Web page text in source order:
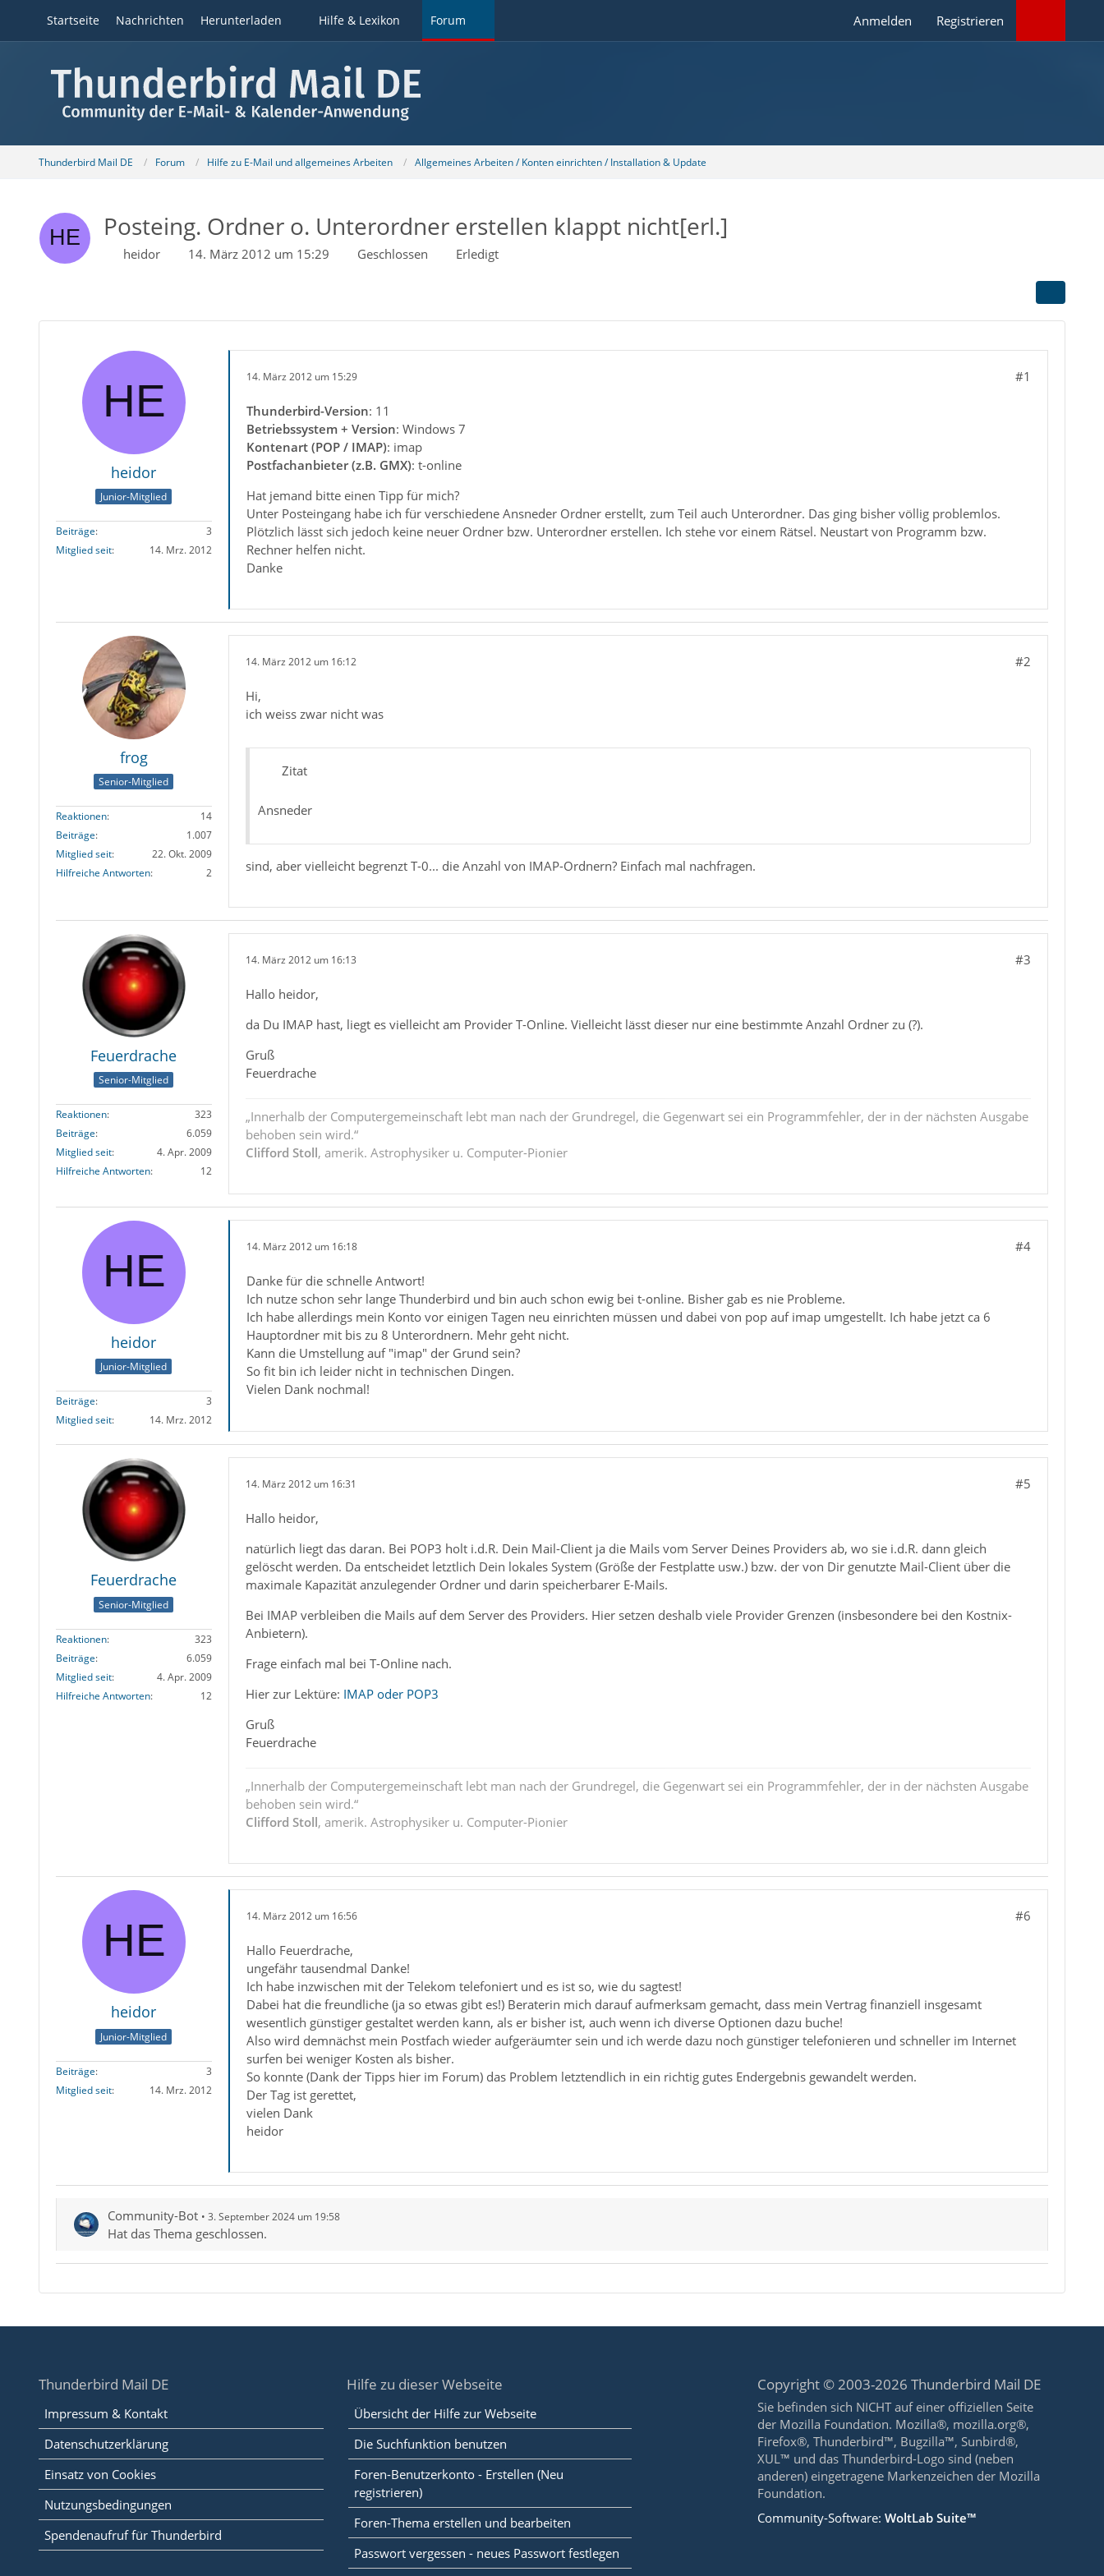
Startseite Nachrichten Herunterladen Hilfe & Lexikon Forum Anmelden Registrieren
Thunderbird Mail DE Forum Hilfe zu E-Mail und allgemeines Arbeiten Allgemeines Arbeiten / Konten einrichten / Installation & Update
Posteing. Ordner o. Unterordner erstellen klappt nicht[erl.]
heidor 14. März 2012 um 15:29 Geschlossen Erledigt
heidor
Junior-Mitglied
Beiträge
3
Mitglied seit
14. Mrz. 2012
14. März 2012 um 15:29 #1
Thunderbird-Version: 11
Betriebssystem + Version: Windows 7
Kontenart (POP / IMAP): imap
Postfachanbieter (z.B. GMX): t-online
Hat jemand bitte einen Tipp für mich?
Unter Posteingang habe ich für verschiedene Ansneder Ordner erstellt, zum Teil auch Unterordner. Das ging bisher völlig problemlos.
Plötzlich lässt sich jedoch keine neuer Ordner bzw. Unterordner erstellen. Ich stehe vor einem Rätsel. Neustart von Programm bzw.
Rechner helfen nicht.
Danke
frog
Senior-Mitglied
Reaktionen
14
Beiträge
1.007
Mitglied seit
22. Okt. 2009
Hilfreiche Antworten
2
14. März 2012 um 16:12 #2
Hi,
ich weiss zwar nicht was
Zitat
Ansneder
sind, aber vielleicht begrenzt T-0... die Anzahl von IMAP-Ordnern? Einfach mal nachfragen.
Feuerdrache
Senior-Mitglied
Reaktionen
323
Beiträge
6.059
Mitglied seit
4. Apr. 2009
Hilfreiche Antworten
12
14. März 2012 um 16:13 #3
Hallo heidor,
da Du IMAP hast, liegt es vielleicht am Provider T-Online. Vielleicht lässt dieser nur eine bestimmte Anzahl Ordner zu (?).
Gruß
Feuerdrache
„Innerhalb der Computergemeinschaft lebt man nach der Grundregel, die Gegenwart sei ein Programmfehler, der in der nächsten Ausgabe
behoben sein wird.“
Clifford Stoll, amerik. Astrophysiker u. Computer-Pionier
heidor
Junior-Mitglied
Beiträge
3
Mitglied seit
14. Mrz. 2012
14. März 2012 um 16:18 #4
Danke für die schnelle Antwort!
Ich nutze schon sehr lange Thunderbird und bin auch schon ewig bei t-online. Bisher gab es nie Probleme.
Ich habe allerdings mein Konto vor einigen Tagen neu einrichten müssen und dabei von pop auf imap umgestellt. Ich habe jetzt ca 6
Hauptordner mit bis zu 8 Unterordnern. Mehr geht nicht.
Kann die Umstellung auf "imap" der Grund sein?
So fit bin ich leider nicht in technischen Dingen.
Vielen Dank nochmal!
Feuerdrache
Senior-Mitglied
Reaktionen
323
Beiträge
6.059
Mitglied seit
4. Apr. 2009
Hilfreiche Antworten
12
14. März 2012 um 16:31 #5
Hallo heidor,
natürlich liegt das daran. Bei POP3 holt i.d.R. Dein Mail-Client ja die Mails vom Server Deines Providers ab, wo sie i.d.R. dann gleich
gelöscht werden. Da entscheidet letztlich Dein lokales System (Größe der Festplatte usw.) bzw. der von Dir genutzte Mail-Client über die
maximale Kapazität anzulegender Ordner und darin speicherbarer E-Mails.
Bei IMAP verbleiben die Mails auf dem Server des Providers. Hier setzen deshalb viele Provider Grenzen (insbesondere bei den Kostnix-
Anbietern).
Frage einfach mal bei T-Online nach.
Hier zur Lektüre: IMAP oder POP3
Gruß
Feuerdrache
„Innerhalb der Computergemeinschaft lebt man nach der Grundregel, die Gegenwart sei ein Programmfehler, der in der nächsten Ausgabe
behoben sein wird.“
Clifford Stoll, amerik. Astrophysiker u. Computer-Pionier
heidor
Junior-Mitglied
Beiträge
3
Mitglied seit
14. Mrz. 2012
14. März 2012 um 16:56 #6
Hallo Feuerdrache,
ungefähr tausendmal Danke!
Ich habe inzwischen mit der Telekom telefoniert und es ist so, wie du sagtest!
Dabei hat die freundliche (ja so etwas gibt es!) Beraterin mich darauf aufmerksam gemacht, dass mein Vertrag finanziell insgesamt
wesentlich günstiger gestaltet werden kann, als er bisher ist, auch wenn ich diverse Optionen dazu buche!
Also wird demnächst mein Postfach wieder aufgeräumter sein und ich werde dazu noch günstiger telefonieren und schneller im Internet
surfen bei weniger Kosten als bisher.
So konnte (Dank der Tipps hier im Forum) das Problem letztendlich in ein richtig gutes Endergebnis gewandelt werden.
Der Tag ist gerettet,
vielen Dank
heidor
Community-Bot 3. September 2024 um 19:58
Hat das Thema geschlossen.
Thunderbird Mail DE
Impressum & Kontakt
Datenschutzerklärung
Einsatz von Cookies
Nutzungsbedingungen
Spendenaufruf für Thunderbird
Hilfe zu dieser Webseite
Übersicht der Hilfe zur Webseite
Die Suchfunktion benutzen
Foren-Benutzerkonto - Erstellen (Neu
registrieren)
Foren-Thema erstellen und bearbeiten
Passwort vergessen - neues Passwort festlegen
Copyright © 2003-2026 Thunderbird Mail DE
Sie befinden sich NICHT auf einer offiziellen Seite
der Mozilla Foundation. Mozilla®, mozilla.org®,
Firefox®, Thunderbird™, Bugzilla™, Sunbird®,
XUL™ und das Thunderbird-Logo sind (neben
anderen) eingetragene Markenzeichen der Mozilla
Foundation.
Community-Software:WoltLab Suite™